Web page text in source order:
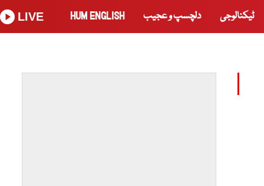
ٹیکنالوجی دلچسپ و عجیب HUM ENGLISH
LIVE